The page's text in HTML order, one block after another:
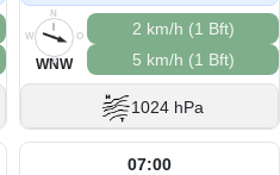
N
O
S
W
WNW
2 km/h (1 Bft)
5 km/h (1 Bft)
1024 hPa
07:00